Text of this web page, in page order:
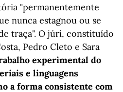
"permanentemente
nunca estagnou ou se
traça". O júri, constituído
Pedro Cleto e Sara
experimental do
e linguagens
a forma consistente com